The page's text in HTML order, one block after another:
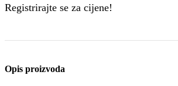
Registrirajte se za cijene!
Opis proizvoda